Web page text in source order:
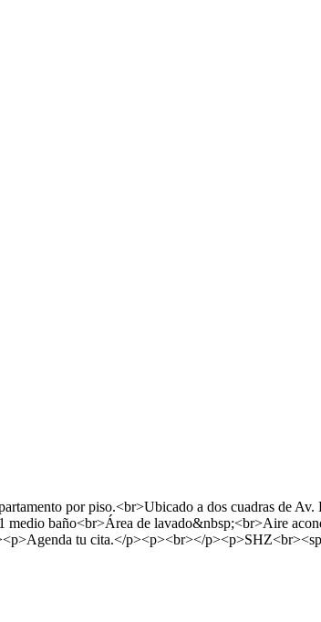
por piso.<br>Ubicado a dos cuadras de Av.
medio baño<br>Área de lavado&nbsp;<br>Aire
tu cita.</p><p><br></